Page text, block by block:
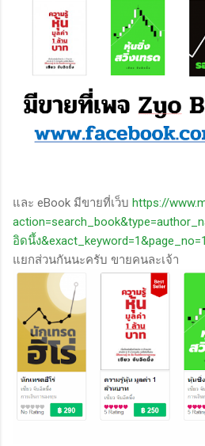
และ eBook มีขายที่เว็บ https://
อิดนึ้ง&exact_keyword=1&page_no=1
แยกส่วนกันนะครับ ขายคนละเจ้า